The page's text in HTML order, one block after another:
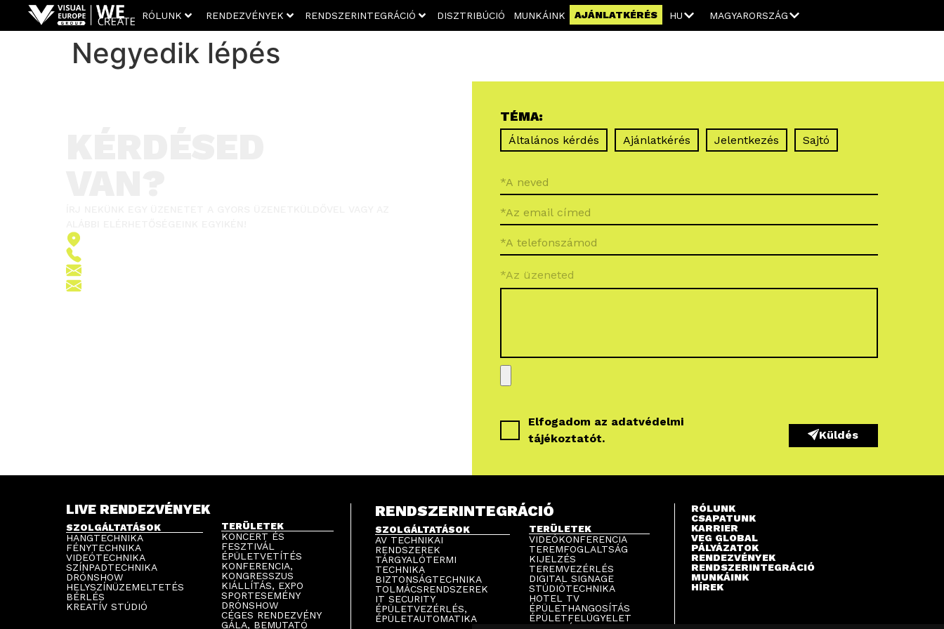
RÓLUNK RENDEZVÉNYEK RENDSZERINTEGRÁCIÓ DISZTRIBÚCIÓ MUNKÁINK AJÁNLATKÉRÉS HU MAGYARORSZÁG
Negyedik lépés
TÉMA:
Általános kérdés Ajánlatkérés Jelentkezés Sajtó
*Az üzeneted
Elfogadom az adatvédelmi
tájékoztatót. Küldés
LIVE RENDEZVÉNYEK
SZOLGÁLTATÁSOK
HANGTECHNIKA
FÉNYTECHNIKA
VIDEÓTECHNIKA
SZÍNPADTECHNIKA
DRÓNSHOW
HELYSZÍNÜZEMELTETÉS
BÉRLÉS
KREATÍV STÚDIÓ
TERÜLETEK
KONCERT ÉS
FESZTIVÁL
ÉPÜLETVETÍTÉS
KONFERENCIA,
KONGRESSZUS
KIÁLLÍTÁS, EXPO
SPORTESEMÉNY
DRÓNSHOW
CÉGES RENDEZVÉNY
GÁLA, BEMUTATÓ
RENDSZERINTEGRÁCIÓ
SZOLGÁLTATÁSOK
AV TECHNIKAI
RENDSZEREK
TÁRGYALÓTERMI
TECHNIKA
BIZTONSÁGTECHNIKA
TOLMÁCSRENDSZEREK
IT SECURITY
ÉPÜLETVEZÉRLÉS,
ÉPÜLETAUTOMATIKA
TERÜLETEK
VIDEÓKONFERENCIA
TEREMFOGLALTSÁG
KIJELZÉS
TEREMVEZÉRLÉS
DIGITAL SIGNAGE
STÚDIÓTECHNIKA
HOTEL TV
ÉPÜLETHANGOSÍTÁS
ÉPÜLETFELÜGYELET
RÓLUNK
CSAPATUNK
KARRIER
VEG GLOBAL
PÁLYÁZATOK
RENDEZVÉNYEK
RENDSZERINTEGRÁCIÓ
MUNKÁINK
HÍREK